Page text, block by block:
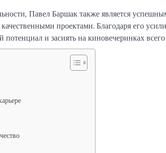
Павел Баршак также является
проектами. Благодаря его
и засиять на киновечеринках